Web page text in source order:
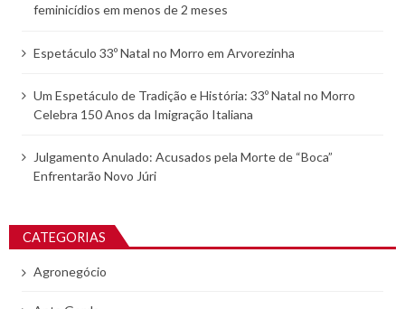
feminicídios em menos de 2 meses
Espetáculo 33º Natal no Morro em Arvorezinha
Um Espetáculo de Tradição e História: 33º Natal no Morro
Celebra 150 Anos da Imigração Italiana
Julgamento Anulado: Acusados pela Morte de “Boca”
Enfrentarão Novo Júri
CATEGORIAS
Agronegócio